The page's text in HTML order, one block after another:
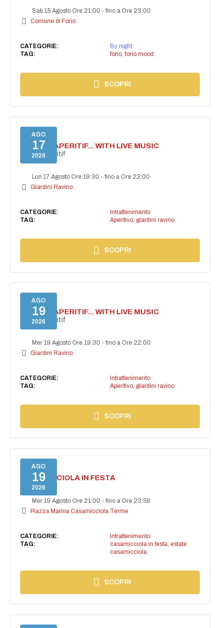
Sab 15 Agosto Ore 21:00 -fino a Ore 23:00
Comune di Forio
CATEGORIE:
By night
TAG:
forio, forio mood
SCOPRI
AGO
17
2026
SECRET APERITIF... WITH LIVE MUSIC
Secret aperitif
Lun 17 Agosto Ore 19:30 -fino a Ore 22:00
Giardini Ravino
CATEGORIE:
Intrattenimento
TAG:
Aperitivo, giardini ravino
SCOPRI
AGO
19
2026
SECRET APERITIF... WITH LIVE MUSIC
Secret aperitif
Mer 19 Agosto Ore 19:30 -fino a Ore 22:00
Giardini Ravino
CATEGORIE:
Intrattenimento
TAG:
Aperitivo, giardini ravino
SCOPRI
AGO
19
2026
CASAMICCIOLA IN FESTA
Mer 19 Agosto Ore 21:00 -fino a Ore 23:59
Piazza Marina Casamicciola Terme
CATEGORIE:
Intrattenimento
TAG:
casamicciola in festa estate
casamicciola
SCOPRI